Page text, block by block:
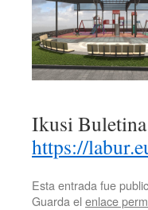
Ikusi Buletina
https://
Esta entrada fue
Guarda el enlace